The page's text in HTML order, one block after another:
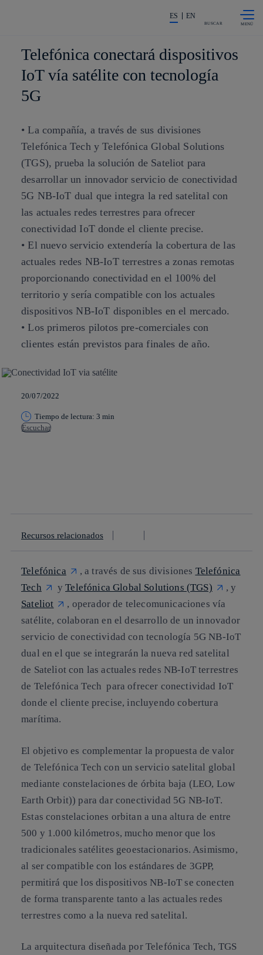
La acción en accionistas e
ES EN
BUSCAR
Telefónica conectará dispositivos
IoT vía satélite con tecnología
5G
• La compañía, a través de sus divisiones
Telefónica Tech y Telefónica Global Solutions
(TGS), prueba la solución de Sateliot para
desarrollar un innovador servicio de conectividad
5G NB-IoT dual que integra la red satelital con
las actuales redes terrestres para ofrecer
conectividad IoT donde el cliente precise.
• El nuevo servicio extendería la cobertura de las
actuales redes NB-IoT terrestres a zonas remotas
proporcionando conectividad en el 100% del
territorio y sería compatible con los actuales
dispositivos NB-IoT disponibles en el mercado.
• Los primeros pilotos pre-comerciales con
clientes están previstos para finales de año.
20/07/2022
Tiempo de lectura: 3 min
Escuchar
Recursos relacionados
Telefónica , a través de sus divisiones Telefónica
Tech
yTelefónica Global Solutions (TGS)
, y
Sateliot
, operador de telecomunicaciones vía
satélite, colaboran en el desarrollo de un innovador
servicio de conectividad con tecnología 5G NB-IoT
dual en el que se integrarán la nueva red satelital
de Sateliot con las actuales redes NB-IoT terrestres
de Telefónica Tech para ofrecer conectividad IoT
donde el cliente precise, incluyendo cobertura
marítima.
El objetivo es complementar la propuesta de valor
de Telefónica Tech con un servicio satelital global
mediante constelaciones de órbita baja (LEO, Low
Earth Orbit)) para dar conectividad 5G NB-IoT.
Estas constelaciones orbitan a una altura de entre
500 y 1.000 kilómetros, mucho menor que los
tradicionales satélites geoestacionarios. Asimismo,
al ser compatible con los estándares de 3GPP,
permitirá que los dispositivos NB-IoT se conecten
de forma transparente tanto a las actuales redes
terrestres como a la nueva red satelital.
La arquitectura diseñada por Telefónica Tech, TGS